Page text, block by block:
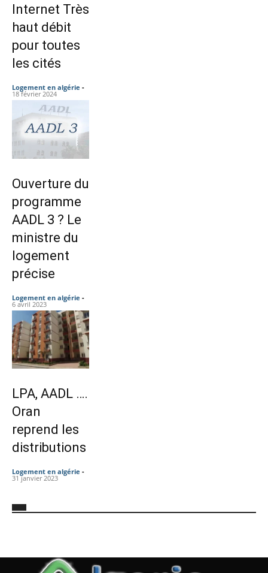
Internet Très
haut débit
pour toutes
les cités
Logement en algérie -
18 février 2024
Ouverture du
programme
AADL 3 ? Le
ministre du
logement
précise
Logement en algérie -
6 avril 2023
LPA, AADL ….
Oran
reprend les
distributions
Logement en algérie -
31 janvier 2023